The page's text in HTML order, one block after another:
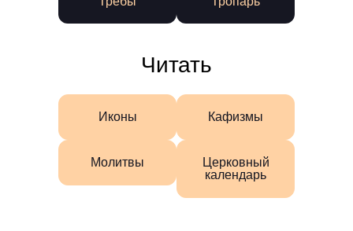
Читать
Иконы Кафизмы
Молитвы
Церковный
календарь